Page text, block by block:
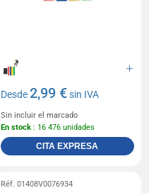
Desde2,99 €sin IVA
Sin incluir el marcado
En stock : 16 476 unidades
CITA EXPRESA
Réf. 01408V0076934